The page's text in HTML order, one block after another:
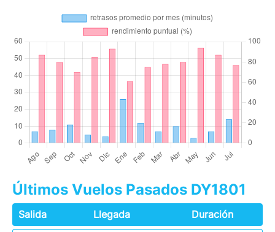
Últimos Vuelos Pasados DY1801
Salida Llegada
Duración